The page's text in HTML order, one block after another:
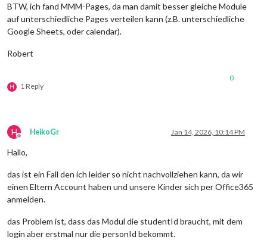
BTW, ich fand MMM-Pages, da man damit besser gleiche Module
auf unterschiedliche Pages verteilen kann (z.B. unterschiedliche
Google Sheets, oder calendar).
Robert
H 1 Reply
0
H
Offline
HeikoGr Jan 14, 2026, 10:14 PM
Hallo,
das ist ein Fall den ich leider so nicht nachvollziehen kann, da wir
einen Eltern Account haben und unsere Kinder sich per Office365
anmelden.
das Problem ist, dass das Modul die studentId braucht, mit dem
login aber erstmal nur die personId bekommt.